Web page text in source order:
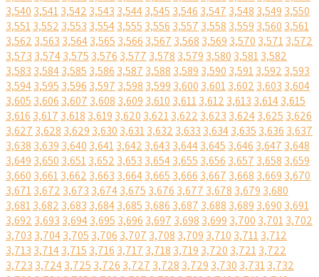
3,540 3,5413,542 3,543 3,5443,545 3,546 3,547 3,548 3,549 3,550
3,5513,552 3,553 3,5543,555 3,556 3,557 3,558 3,559 3,560 3,561
3,562 3,563 3,5643,565 3,566 3,567 3,568 3,569 3,570 3,5713,572
3,573 3,5743,575 3,576 3,577 3,578 3,579 3,580 3,5813,582
3,583 3,5843,585 3,586 3,587 3,588 3,589 3,590 3,5913,592 3,593
3,5943,595 3,596 3,597 3,598 3,599 3,600 3,6013,602 3,603 3,604
3,605 3,606 3,607 3,608 3,609 3,610 3,6113,612 3,613 3,6143,615
3,616 3,617 3,618 3,619 3,620 3,6213,622 3,623 3,6243,625 3,626
3,627 3,628 3,629 3,630 3,6313,632 3,633 3,6343,635 3,636 3,637
3,638 3,639 3,640 3,6413,642 3,643 3,6443,645 3,646 3,647 3,648
3,649 3,650 3,6513,652 3,653 3,6543,655 3,656 3,657 3,658 3,659
3,660 3,6613,662 3,663 3,6643,665 3,666 3,667 3,668 3,669 3,670
3,6713,672 3,673 3,6743,675 3,676 3,677 3,678 3,679 3,680
3,6813,682 3,683 3,6843,685 3,686 3,687 3,688 3,689 3,690 3,691
3,692 3,693 3,6943,695 3,696 3,697 3,698 3,699 3,700 3,7013,702
3,703 3,7043,705 3,706 3,707 3,708 3,709 3,710 3,7113,712
3,713 3,7143,715 3,716 3,717 3,718 3,719 3,720 3,7213,722
3,723 3,7243,725 3,726 3,727 3,728 3,729 3,730 3,7313,732